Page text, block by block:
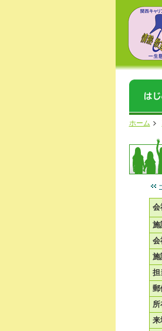
ホーム
会
施
会
施
担
郵
所
来